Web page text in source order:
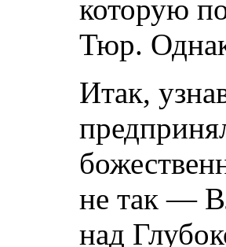
которую
Тюр.
Итак,
не так —
над